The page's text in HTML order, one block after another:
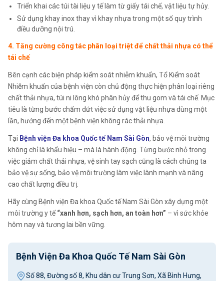
Triển khai các túi tài liệu y tế làm từ giấy tái chế, vật liệu tự hủy.
Sử dụng khay inox thay vì khay nhựa trong một số quy trình
điều dưỡng nội trú.
4. Tăng cường công tác phân loại triệt để chất thải nhựa có thể
tái chế
Bên cạnh các biện pháp kiểm soát nhiễm khuẩn, Tổ Kiểm soát
Nhiễm khuẩn của bệnh viện còn chủ động thực hiện phân loại riêng
chất thải nhựa, túi ni lông khó phân hủy để thu gom và tái chế. Mục
tiêu là từng bước chấm dứt việc sử dụng vật liệu nhựa dùng một
lần, hướng đến một bệnh viện không rác thải nhựa.
Tại Bệnh viện Đa khoa Quốc tế Nam Sài Gòn, bảo vệ môi trường
không chỉ là khẩu hiệu – mà là hành động. Từng bước nhỏ trong
việc giảm chất thải nhựa, vệ sinh tay sạch cũng là cách chúng ta
bảo vệ sự sống, bảo vệ môi trường làm việc lành mạnh và nâng
cao chất lượng điều trị.
Hãy cùng Bệnh viện Đa khoa Quốc tế Nam Sài Gòn xây dựng một
môi trường y tế“xanh hơn, sạch hơn, an toàn hơn” – vì sức khỏe
hôm nay và tương lai bền vững.
Bệnh Viện Đa Khoa Quốc Tế Nam Sài Gòn
Số 88, Đường số 8, Khu dân cư Trung Sơn, Xã Bình Hưng,